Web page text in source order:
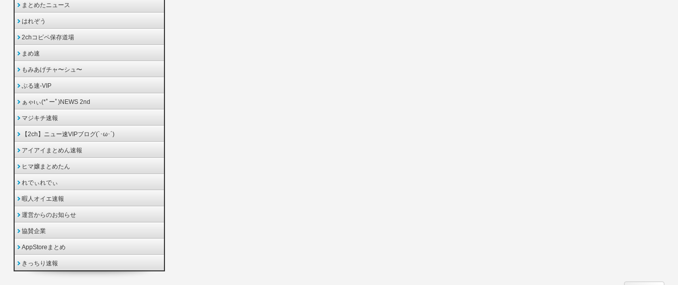
まとめたニュース
はれぞう
2chコピペ保存道場
まめ速
もみあげチャ〜シュ〜
ぶる速-VIP
ぁゃιぃ(*ﾟーﾟ)NEWS 2nd
マジキチ速報
【2ch】ニュー速VIPブログ(`･ω･´)
アイアイまとめん速報
ヒマ嬢まとめたん
れでぃれでぃ
暇人オイエ速報
運営からのお知らせ
協賛企業
AppStoreまとめ
きっちり速報